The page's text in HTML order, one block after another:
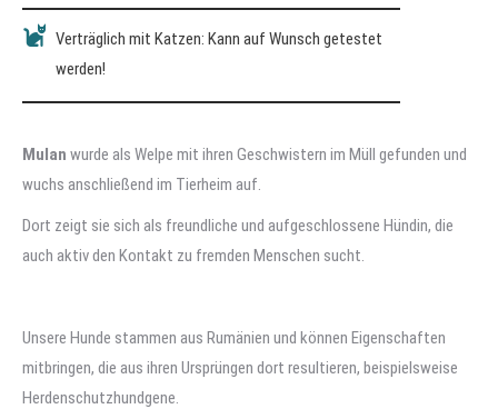
Verträglich mit Katzen: Kann auf Wunsch getestet
werden!
Mulan wurde als Welpe mit ihren Geschwistern im Müll gefunden und
wuchs anschließend im Tierheim auf.
Dort zeigt sie sich als freundliche und aufgeschlossene Hündin, die
auch aktiv den Kontakt zu fremden Menschen sucht.
Unsere Hunde stammen aus Rumänien und können Eigenschaften
mitbringen, die aus ihren Ursprüngen dort resultieren, beispielsweise
Herdenschutzhundgene.